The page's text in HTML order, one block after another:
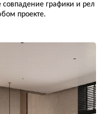
совпадение графики и рел
проекте.